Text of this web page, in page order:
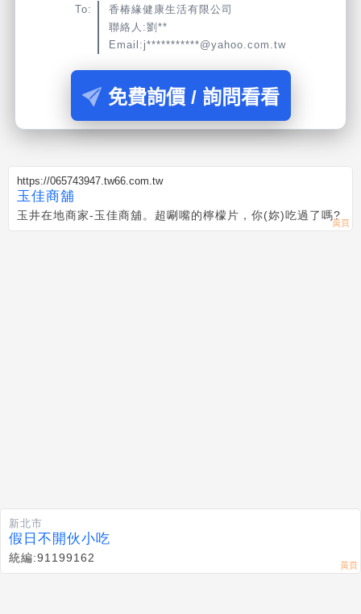
To:
香椿緣健康生活有限公司
聯絡人:劉**
Email:j***********@yahoo.com.tw
免費詢價 / 詢問看看
https://065743947.tw66.com.tw
玉佳商舖
玉井在地商家-玉佳商舖。超唰嘴的檸檬片，你(妳)吃過了嗎?
新北市
假日不開伙小吃
統編:91199162